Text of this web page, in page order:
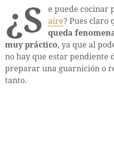
¿S e puede cocinar
aire? Pues claro
queda
muy práctico, ya que al
no hay que estar pendiente
preparar una guarnición o
tanto.